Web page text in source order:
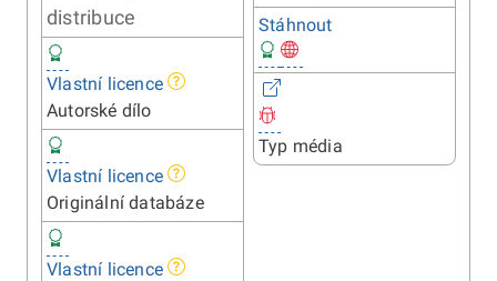
distribuce
Vlastní licence
Autorské dílo
Vlastní licence
Originální databáze
Vlastní licence
Stáhnout
Typ média